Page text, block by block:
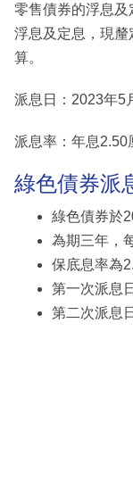
零售債券的浮息及
浮息及定息，現
算。
派息日：2023年5
派息率：年息2.50
綠色債券派
綠色債券於
為期三年，
保底息率為
第一次派息
第二次派息